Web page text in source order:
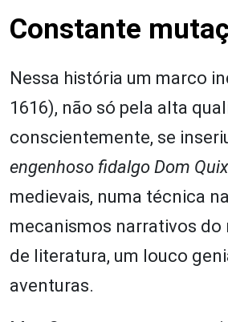
Constante
Nessa história um marco
1616), não só pela alta
conscientemente, se
engenhoso fidalgo Dom
medievais, numa técnica
mecanismos narrativos do
de literatura, um louco
aventuras.